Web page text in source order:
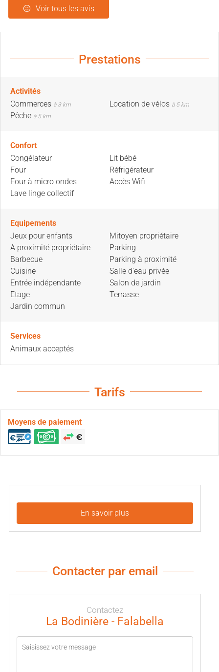
Voir tous les avis
Prestations
Activités
Commerces à 3 km
Pêche à 5 km
Location de vélos à 5 km
Confort
Congélateur
Four
Four à micro ondes
Lave linge collectif
Lit bébé
Réfrigérateur
Accès Wifi
Equipements
Jeux pour enfants
A proximité propriétaire
Barbecue
Cuisine
Entrée indépendante
Etage
Jardin commun
Mitoyen propriétaire
Parking
Parking à proximité
Salle d'eau privée
Salon de jardin
Terrasse
Services
Animaux acceptés
Tarifs
Moyens de paiement
En savoir plus
Contacter par email
Contactez
La Bodinière - Falabella